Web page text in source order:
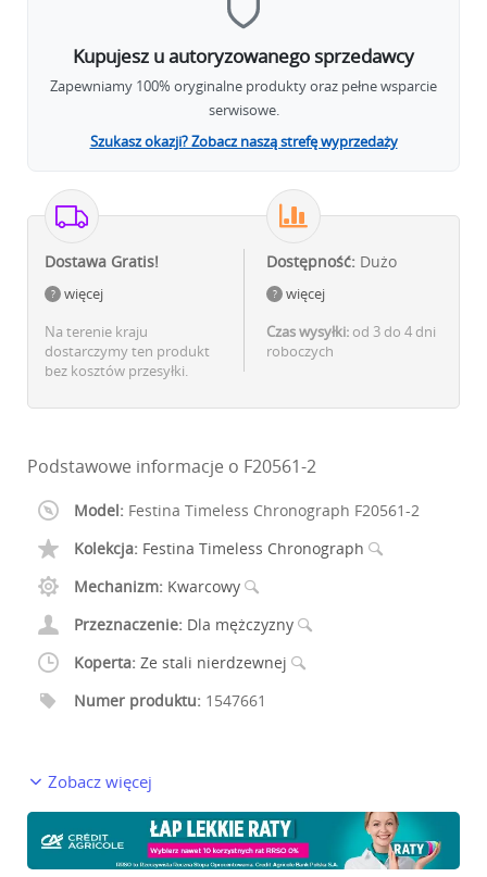
Kupujesz u autoryzowanego sprzedawcy
Zapewniamy 100% oryginalne produkty oraz pełne wsparcie
serwisowe.
Szukasz okazji? Zobacz naszą strefę wyprzedaży
Dostawa Gratis!
więcej
Na terenie kraju
dostarczymy ten produkt
bez kosztów przesyłki.
Dostępność: Dużo
więcej
Czas wysyłki: od 3 do 4 dni
roboczych
Podstawowe informacje o F20561-2
Model: Festina Timeless Chronograph F20561-2
Kolekcja: Festina Timeless Chronograph
Mechanizm: Kwarcowy
Przeznaczenie: Dla mężczyzny
Koperta: Ze stali nierdzewnej
Numer produktu: 1547661
Zobacz więcej